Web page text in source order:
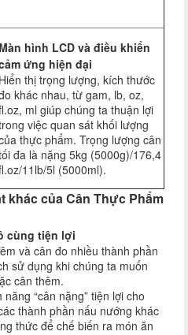
Màn hình LCD và điều khiển
ứng hiện đại
Hiển thị trọng lượng, kích thước
khác nhau, từ gam, lb, oz,
ml giúp chúng ta thuận lợi
việc quan sát khối lượng
thực phẩm. Trọng lượng cân
đa là nặng 5kg (5000g)/176,4
11lb/5l (5000ml).
khác của Cân Thực Phẩm
cùng tiện lợi
và cân đo nhiều thành phần
sử dụng khi chúng ta muốn
cân thêm.
“cân nặng” tiện lợi cho
thành phần nấu nướng khác
thức để chế biến ra món ăn